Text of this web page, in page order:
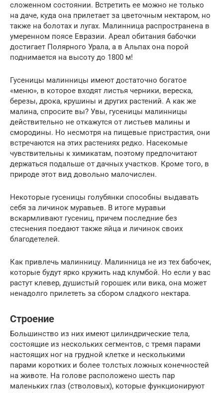
сложенном состоянии. Встретить ее можно не только
на даче, куда она прилетает за цветочным нектаром, но
также на болотах и лугах. Малинница распространена в
умеренном поясе Евразии. Ареал обитания бабочки
достигает Полярного Урала, а в Альпах она порой
поднимается на высоту до 1800 м!
Гусеницы малинницы имеют достаточно богатое
«меню», в которое входят листья черники, вереска,
березы, дрока, крушины и других растений. А как же
малина, спросите вы? Увы, гусеницы малинницы
действительно не откажутся от листьев малины и
смородины. Но несмотря на пищевые пристрастия, они
встречаются на этих растениях редко. Насекомые
чувствительны к химикатам, поэтому предпочитают
держаться подальше от дачных участков. Кроме того, в
природе этот вид довольно малочислен.
Некоторые гусеницы голубянки способны выдавать
себя за личинок муравьев. В итоге муравьи
вскармливают гусениц, причем последние без
стеснения поедают также яйца и личинок своих
благодетелей.
Как привлечь малинницу. Малинница не из тех бабочек,
которые будут ярко кружить над клумбой. Но если у вас
растут клевер, душистый горошек или вика, она может
ненадолго прилететь за сбором сладкого нектара.
Строение
Большинство из них имеют цилиндрические тела,
состоящие из нескольких сегментов, с тремя парами
настоящих ног на грудной клетке и несколькими
парами коротких и более толстых ложных конечностей
на животе. На голове расположено шесть пар
маленьких глаз (стволовых), которые функционируют